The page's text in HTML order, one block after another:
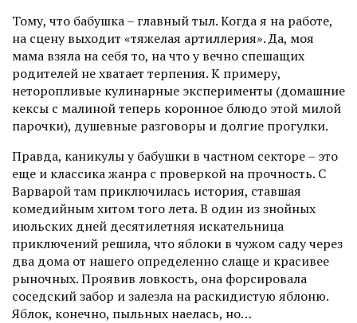
Тому, что бабушка – главный тыл. Когда я на работе,
на сцену выходит «тяжелая артиллерия». Да, моя
мама взяла на себя то, на что у вечно спешащих
родителей не хватает терпения. К примеру,
неторопливые кулинарные экс­перименты (домашние
кексы с малиной теперь коронное блюдо этой милой
парочки), душевные разговоры и долгие прогулки.
Правда, каникулы у бабушки в частном секторе – это
еще и классика жанра с проверкой на прочность. С
Варварой там приключилась история, ставшая
комедийным хитом того лета. В один из знойных
июльских дней десятилетняя искательница
приключений решила, что яблоки в чужом саду через
два дома от нашего определенно слаще и красивее
рыночных. Проявив ловкость, она форсировала
соседский забор и залезла на раскидистую яблоню.
Яблок, конечно, пыльных наелась, но…